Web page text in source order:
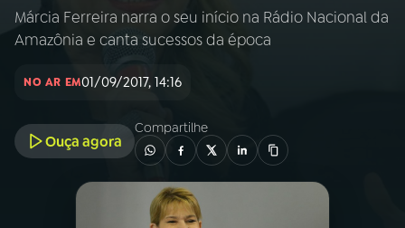
01INÍCIO
A RÁDIO
PROGRAMAÇÃO
PROGRAMAS
Márcia Ferreira narra o seu início na Rádio Nacional da
Amazônia e canta sucessos da época
NO AR EM01/09/2017, 14:16
Ouça agora
Compartilhe